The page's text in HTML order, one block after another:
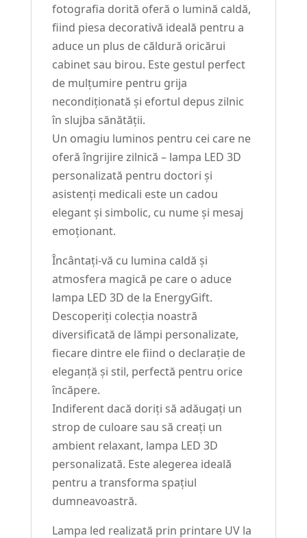
fotografia dorită oferă o lumină caldă,
fiind piesa decorativă ideală pentru a
aduce un plus de căldură oricărui
cabinet sau birou. Este gestul perfect
de mulțumire pentru grija
necondiționată și efortul depus zilnic
în slujba sănătății.
Un omagiu luminos pentru cei care ne
oferă îngrijire zilnică – lampa LED 3D
personalizată pentru doctori și
asistenți medicali este un cadou
elegant și simbolic, cu nume și mesaj
emoționant.
Încântați-vă cu lumina caldă și
atmosfera magică pe care o aduce
lampa LED 3D de la EnergyGift.
Descoperiți colecția noastră
diversificată de lămpi personalizate,
fiecare dintre ele fiind o declarație de
eleganță și stil, perfectă pentru orice
încăpere.
Indiferent dacă doriți să adăugați un
strop de culoare sau să creați un
ambient relaxant, lampa LED 3D
personalizată. Este alegerea ideală
pentru a transforma spațiul
dumneavoastră.
Lampa led realizată prin printare UV la